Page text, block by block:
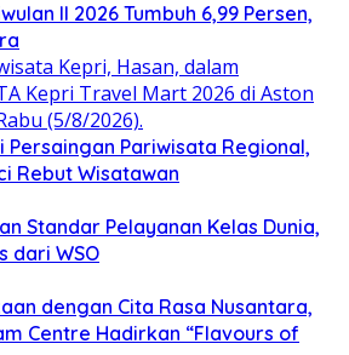
II 2026 Tumbuh 6,99 Persen,
Persaingan Pariwisata Regional,
Rebut Wisatawan
Standar Pelayanan Kelas Dunia,
dari WSO
dengan Cita Rasa Nusantara,
Centre Hadirkan “Flavours of